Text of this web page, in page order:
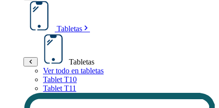
Tabletas
Tabletas
Ver todo en tabletas
Tablet T10
Tablet T11